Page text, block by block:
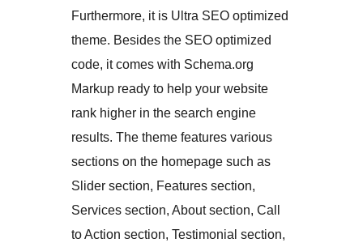
Furthermore, it is Ultra SEO optimized
theme. Besides the SEO optimized
code, it comes with Schema.org
Markup ready to help your website
rank higher in the search engine
results. The theme features various
sections on the homepage such as
Slider section, Features section,
Services section, About section, Call
to Action section, Testimonial section,